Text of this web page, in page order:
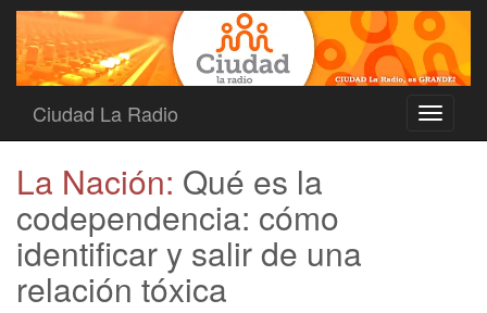
Toggle
Ciudad La Radio
La Nación: Qué es la
codependencia: cómo
identificar y salir de una
relación tóxica